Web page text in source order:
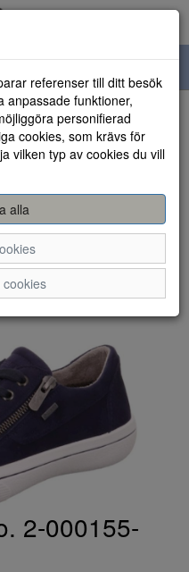
2-000155-
referenser till ditt besök
anpassade funktioner,
personifierad
cookies, som krävs för
vilken typ av cookies du vill
alla